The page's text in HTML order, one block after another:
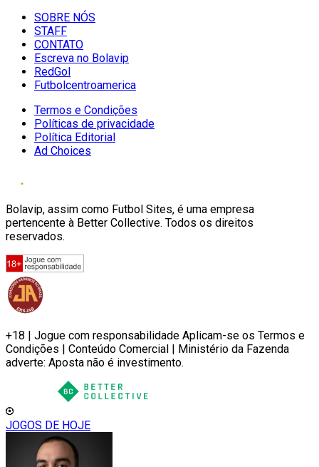
SOBRE NÓS
STAFF
CONTATO
Escreva no Bolavip
RedGol
Futbolcentroamerica
Termos e Condições
Políticas de privacidade
Política Editorial
Ad Choices
Bolavip, assim como Futbol Sites, é uma empresa
pertencente à Better Collective. Todos os direitos
reservados.
+18 | Jogue com responsabilidade Aplicam-se os Termos e
Condições | Conteúdo Comercial | Ministério da Fazenda
adverte: Aposta não é investimento.
JOGOS DE HOJE